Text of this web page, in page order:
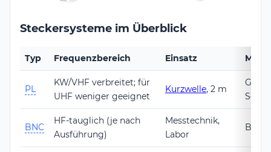
Steckersysteme im Überblick
Typ Frequenzbereich Einsatz
PL
KW/VHF verbreitet; für
UHF weniger geeignet
Kurzwelle, 2 m
Groß,
BNC
HF-tauglich (je nach
Ausführung)
Messtechnik,
Labor